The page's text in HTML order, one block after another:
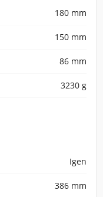
180 mm
150 mm
86 mm
3230 g
Igen
386 mm